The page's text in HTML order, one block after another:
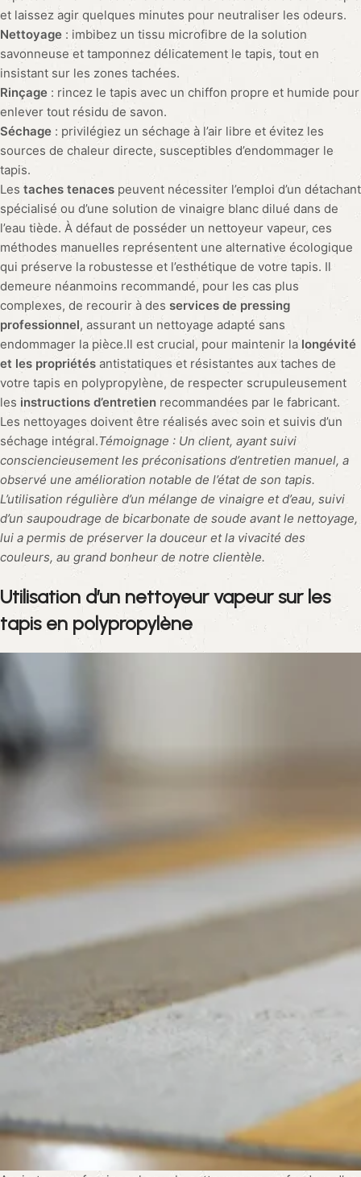
et laissez agir quelques minutes pour neutraliser les odeurs.
Nettoyage : imbibez un tissu microfibre de la solution
savonneuse et tamponnez délicatement le tapis, tout en
insistant sur les zones tachées.
Rinçage : rincez le tapis avec un chiffon propre et humide pour
enlever tout résidu de savon.
Séchage : privilégiez un séchage à l’air libre et évitez les
sources de chaleur directe, susceptibles d’endommager le
tapis.
Les taches tenaces peuvent nécessiter l’emploi d’un détachant
spécialisé ou d’une solution de vinaigre blanc dilué dans de
l’eau tiède. À défaut de posséder un nettoyeur vapeur, ces
méthodes manuelles représentent une alternative écologique
qui préserve la robustesse et l’esthétique de votre tapis. Il
demeure néanmoins recommandé, pour les cas plus
complexes, de recourir à des services de pressing
professionnel, assurant un nettoyage adapté sans
endommager la pièce.Il est crucial, pour maintenir la longévité
et les propriétés antistatiques et résistantes aux taches de
votre tapis en polypropylène, de respecter scrupuleusement
les instructions d’entretien recommandées par le fabricant.
Les nettoyages doivent être réalisés avec soin et suivis d’un
séchage intégral.Témoignage : Un client, ayant suivi
consciencieusement les préconisations d’entretien manuel, a
observé une amélioration notable de l’état de son tapis.
L’utilisation régulière d’un mélange de vinaigre et d’eau, suivi
d’un saupoudrage de bicarbonate de soude avant le nettoyage,
lui a permis de préserver la douceur et la vivacité des
couleurs, au grand bonheur de notre clientèle.
Utilisation d’un nettoyeur vapeur sur les
tapis en polypropylène